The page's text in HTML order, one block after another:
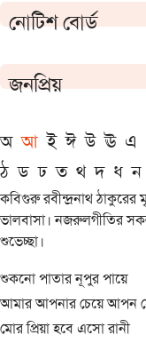
নোটিশ বোর্ড
জনপ্রিয়
অ আ ই ঈ উ ঊ এ
ঠ ড ঢ ত থ দ ধ ন
কবিগুরু রবীন্দ্রনাথ ঠাকুরের
ভালবাসা। নজরুলগীতির
শুভেচ্ছা।
শুকনো পাতার নূপুর পায়ে
আমার আপনার চেয়ে আপন
মোর প্রিয়া হবে এসো রানী